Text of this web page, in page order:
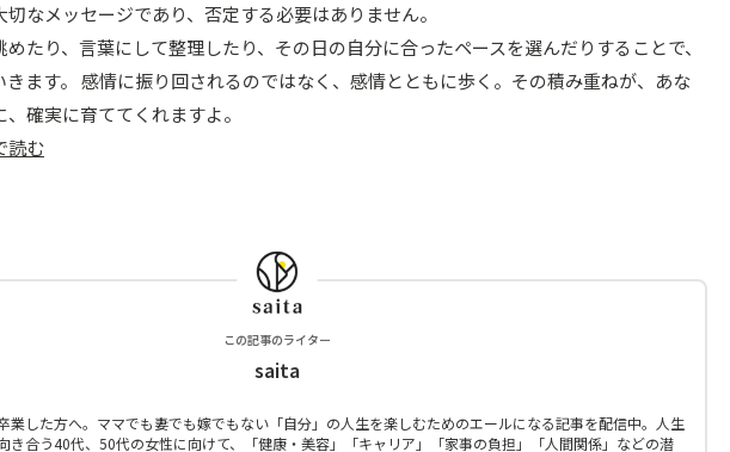
なメッセージであり、否定する必要はありません。
たり、言葉にして整理したり、その日の自分に合ったペースを選んだりすることで、
ます。 感情に振り回されるのではなく、感情とともに歩く。その積み重ねが、あな
確実に育ててくれますよ。
読む
この記事のライター
saita
業した方へ。ママでも妻でも嫁でもない「自分」の人生を楽しむためのエールになる記事を配信中。人生
き合う40代、50代の女性に向けて、「健康・美容」「キャリア」「家事の負担」「人間関係」などの潜